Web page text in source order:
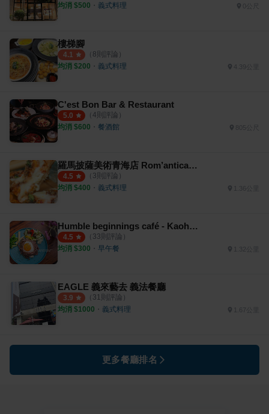
均消 $500 ・ 義式料理
樓梯腳
4.1 （ 8則評論）
均消 $200 ・ 義式料理 4.39公里
C'est Bon Bar & Restaurant
5.0 （ 4則評論）
均消 $600 ・ 餐酒館 805公尺
羅馬披薩美術青海店 Rom’antica Pizza
4.5 （ 3則評論）
均消 $400 ・ 義式料理
Humble beginnings café - Kaohsiung 亨寶咖啡
4.5 （ 33則評論）
均消 $300 ・ 早午餐
EAGLE 義來藝去 義法餐廳
3.9 （ 31則評論）
均消 $1000 ・ 義式料理
更多餐廳排名